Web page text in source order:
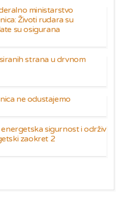
ministarstvo
Životi rudara su
su osigurana
strana u drvnom
ne odustajemo
sigurnost i održiv
zaokret 2